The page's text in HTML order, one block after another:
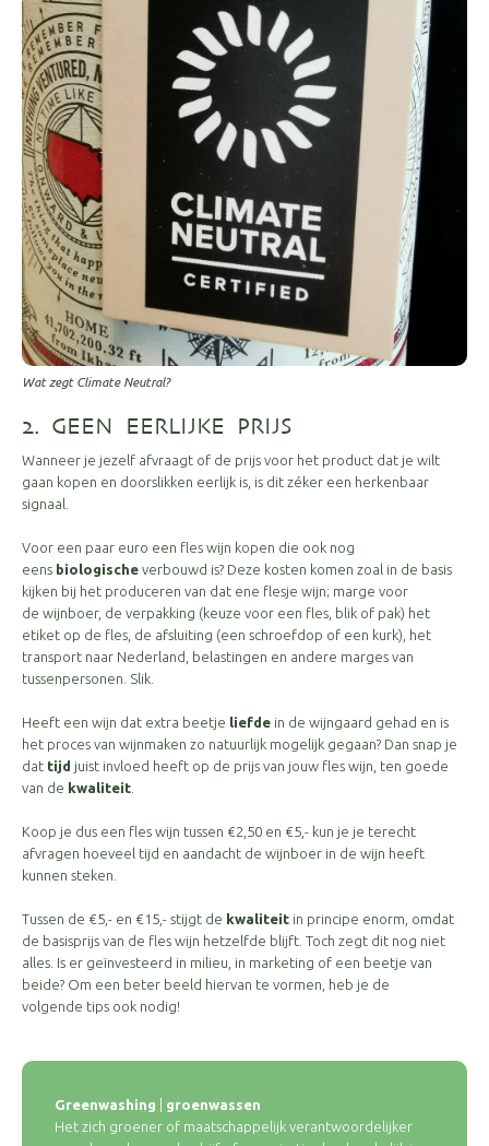
Wat zegt Climate Neutral?
2. GEEN EERLIJKE PRIJS
Wanneer je jezelf afvraagt of de prijs voor het product dat je wilt
gaan kopen en doorslikken eerlijk is, is dit zéker een herkenbaar
signaal.
Voor een paar euro een fles wijn kopen die ook nog
eens biologische verbouwd is? Deze kosten komen zoal in de basis
kijken bij het produceren van dat ene flesje wijn; marge voor
de wijnboer, de verpakking (keuze voor een fles, blik of pak) het
etiket op de fles, de afsluiting (een schroefdop of een kurk), het
transport naar Nederland, belastingen en andere marges van
tussenpersonen. Slik.
Heeft een wijn dat extra beetje liefde in de wijngaard gehad en is
het proces van wijnmaken zo natuurlijk mogelijk gegaan? Dan snap je
dat tijd juist invloed heeft op de prijs van jouw fles wijn, ten goede
van de kwaliteit
Koop je dus een fles wijn tussen €2,50 en €5,- kun je je terecht
afvragen hoeveel tijd en aandacht de wijnboer in de wijn heeft
kunnen steken.
Tussen de €5,- en €15,- stijgt de kwaliteit in principe enorm, omdat
de basisprijs van de fles wijn hetzelfde blijft. Toch zegt dit nog niet
alles. Is er geïnvesteerd in milieu, in marketing of een beetje van
beide? Om een beter beeld hiervan te vormen, heb je de
volgende tips ook nodig!
Greenwashing
groenwassen
Het zich groener of maatschappelijk verantwoordelijker